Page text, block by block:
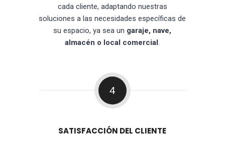
cada cliente, adaptando nuestras
soluciones a las necesidades específicas de
su espacio, ya sea un garaje, nave,
almacén o local comercial.
4
SATISFACCIÓN DEL CLIENTE